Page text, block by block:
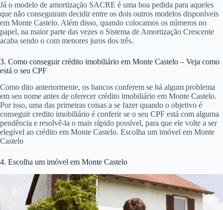
Já o modelo de amortização SACRE é uma boa pedida para aqueles
que não conseguiram decidir entre os dois outros modelos disponíveis
em Monte Castelo. Além disso, quando colocamos os números no
papel, na maior parte das vezes o Sistema de Amortização Crescente
acaba sendo o com menores juros dos três.
3. Como conseguir crédito imobiliário em Monte Castelo – Veja como
está o seu CPF
Como dito anteriormente, os bancos conferem se há algum problema
em seu nome antes de oferecer crédito imobiliário em Monte Castelo.
Por isso, uma das primeiras coisas a se fazer quando o objetivo é
conseguir credito imobiliário é conferir se o seu CPF está com alguma
pendência e resolvê-la o mais rápido possível, para que ele volte a ser
elegível ao crédito em Monte Castelo. Escolha um imóvel em Monte
Castelo
4. Escolha um imóvel em Monte Castelo